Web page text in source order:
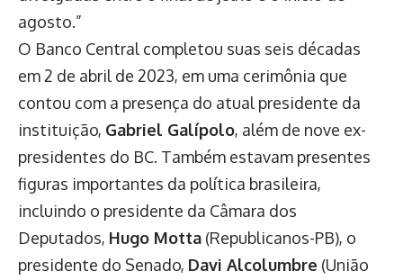
agosto.”
O Banco Central completou suas seis décadas
em 2 de abril de 2023, em uma cerimônia que
contou com a presença do atual presidente da
instituição, Gabriel Galípolo, além de nove ex-
presidentes do BC. Também estavam presentes
figuras importantes da política brasileira,
incluindo o presidente da Câmara dos
Deputados, Hugo Motta (Republicanos-PB), o
presidente do Senado, Davi Alcolumbre (União